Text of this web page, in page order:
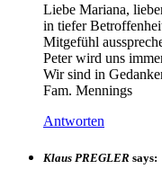
Liebe Mariana,
in tiefer
Mitgefühl
Peter wird uns
Wir sind in
Fam. Mennings
Antworten
Klaus PREGLER says: